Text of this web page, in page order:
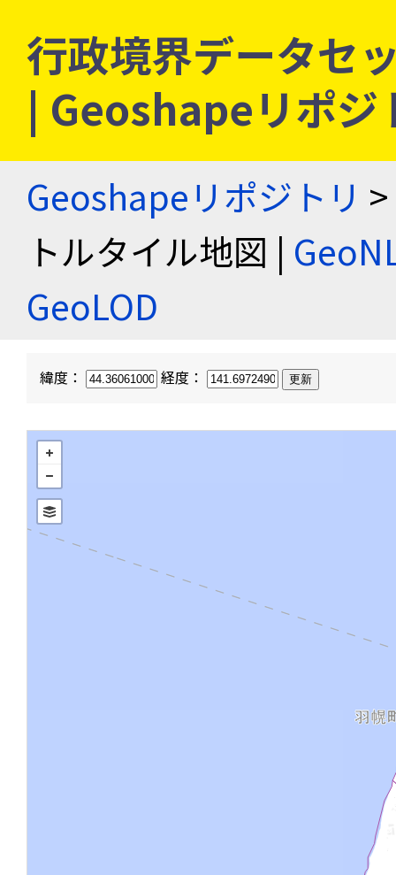
行政境界データセ
| Geoshapeリポジ
Geoshapeリポジトリ
トルタイル地図 |
GeoLOD
緯度： 経度：